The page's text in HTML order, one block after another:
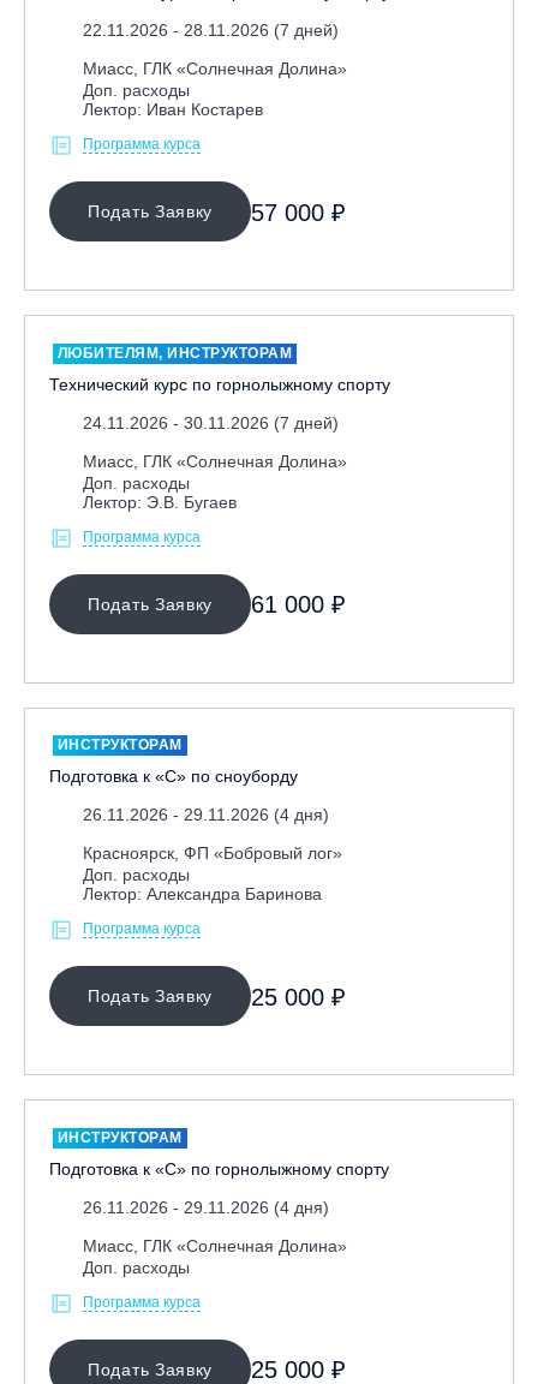
22.11.2026 - 28.11.2026 (7 дней)
Миасс, ГЛК «Солнечная Долина»
Доп. расходы
Лектор: Иван Костарев
Программа курса
Подать Заявку 57 000 ₽
ЛЮБИТЕЛЯМ, ИНСТРУКТОРАМ
Технический курс по горнолыжному спорту
24.11.2026 - 30.11.2026 (7 дней)
Миасс, ГЛК «Солнечная Долина»
Доп. расходы
Лектор: Э.В. Бугаев
Программа курса
Подать Заявку 61 000 ₽
ИНСТРУКТОРАМ
Подготовка к «С» по сноуборду
26.11.2026 - 29.11.2026 (4 дня)
Красноярск, ФП «Бобровый лог»
Доп. расходы
Лектор: Александра Баринова
Программа курса
Подать Заявку 25 000 ₽
ИНСТРУКТОРАМ
Подготовка к «С» по горнолыжному спорту
26.11.2026 - 29.11.2026 (4 дня)
Миасс, ГЛК «Солнечная Долина»
Доп. расходы
Программа курса
Подать Заявку 25 000 ₽